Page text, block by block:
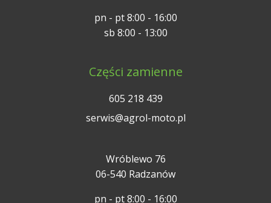
pn - pt 8:00 - 16:00
sb 8:00 - 13:00
Części zamienne
605 218 439
serwis@agrol-moto.pl
Wróblewo 76
06-540 Radzanów
pn - pt 8:00 - 16:00